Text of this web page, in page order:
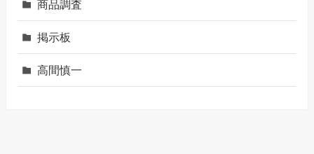
商品調査
掲示板
高間慎一